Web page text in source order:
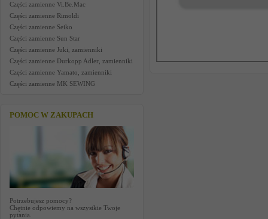
Części zamienne Vi.Be.Mac
Części zamienne Rimoldi
Części zamienne Seiko
Części zamienne Sun Star
Części zamienne Juki, zamienniki
Części zamienne Durkopp Adler, zamienniki
Części zamienne Yamato, zamienniki
Części zamienne MK SEWING
POMOC W ZAKUPACH
Potrzebujesz pomocy?
Chętnie odpowiemy na wszystkie Twoje
pytania.